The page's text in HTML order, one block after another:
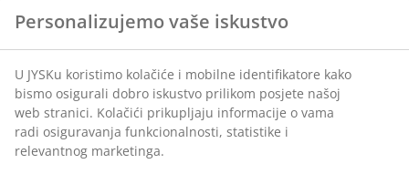
Personalizujemo vaše iskustvo
U JYSKu koristimo kolačiće i mobilne identifikatore kako
bismo osigurali dobro iskustvo prilikom posjete našoj
web stranici. Kolačići prikupljaju informacije o vama
radi osiguravanja funkcionalnosti, statistike i
relevantnog marketinga.